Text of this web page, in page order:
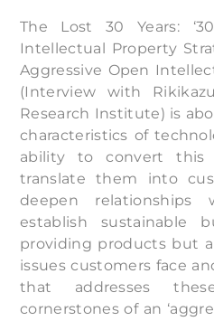
The Lost 30 Years:
Intellectual Property
Aggressive Open
(Interview with
Research Institute) is
characteristics of
ability to convert this
translate them into
deepen relationships
establish sustainable
providing products but
issues customers face
that addresses
cornerstones of an